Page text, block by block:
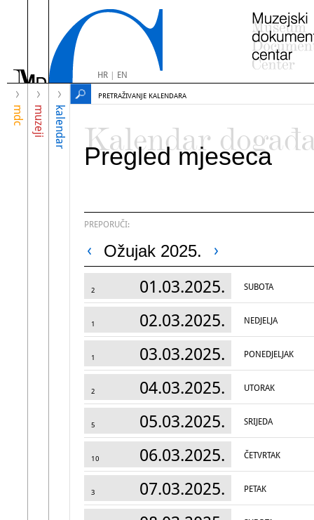
HR| EN
mdc muzeji kalendar
PRETRAŽIVANJE KALENDARA
Kalendar
Pregled mjeseca
PREPORUČI:
Ožujak 2025.
2 01.03.2025. SUBOTA
1 02.03.2025. NEDJELJA
1 03.03.2025. PONEDJELJAK
2 04.03.2025. UTORAK
5 05.03.2025. SRIJEDA
10 06.03.2025. ČETVRTAK
3 07.03.2025. PETAK